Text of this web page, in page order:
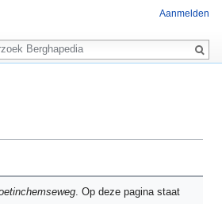
. Op deze pagina staat
Aanmelden